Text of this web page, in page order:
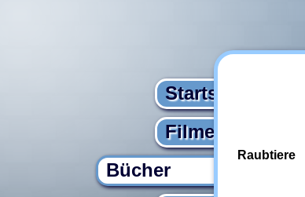
Startseite
Filme
Bücher
Raubtiere